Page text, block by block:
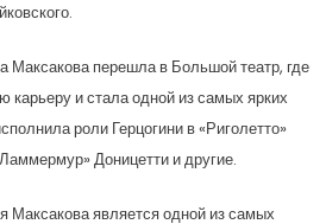
Максакова перешла в Большой театр, где
и стала одной из самых ярких
роли Герцогини в «Риголетто»
Доницетти и другие.
Максакова является одной из самых